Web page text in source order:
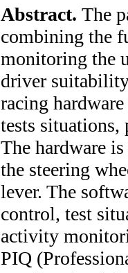
Abstract. The
combining the
monitoring the
driver
racing
tests situations,
The hardware
the steering
lever. The
control, test
activity
PIQ